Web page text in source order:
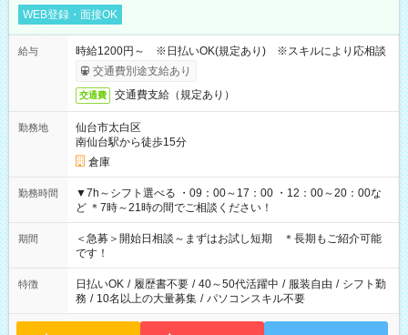
WEB登録・面接OK
給与
時給1200円～ ※日払いOK(規定あり) ※スキルにより応相談
交通費別途支給あり
交通費 交通費支給（規定あり）
勤務地
仙台市太白区
南仙台駅から徒歩15分
倉庫
勤務時間
▼7h～シフト選べる ・09：00～17：00 ・12：00～20：00な
ど ＊7時～21時の間でご相談ください！
期間
＜急募＞開始日相談～まずはお試し短期 ＊長期もご紹介可能
です！
特徴 日払いOK / 履歴書不要 / 40～50代活躍中 / 服装自由 / シフト勤
務 / 10名以上の大量募集 / パソコンスキル不要